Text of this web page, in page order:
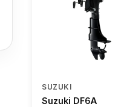
SUZUKI
Suzuki DF6A